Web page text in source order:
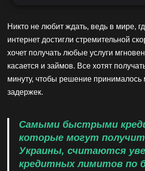
Никто не любит ждать, ведь в мире,
интернет достигли стремительной
хочет получать любые услуги
касается и займов. Все хотят
минуту, чтобы решение принималось
задержек.
Самыми быстрыми
которые могут
Украины, считаются
кредитных лимитов по